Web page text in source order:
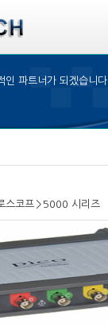
인 파트너가 되겠습니다.
다.
스코프 > 5000 시리즈